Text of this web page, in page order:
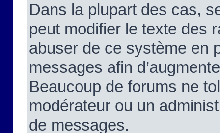
Dans la plupart des cas,
peut modifier le texte des
abuser de ce système en
messages afin
Beaucoup de forums ne
modérateur ou un
de messages.